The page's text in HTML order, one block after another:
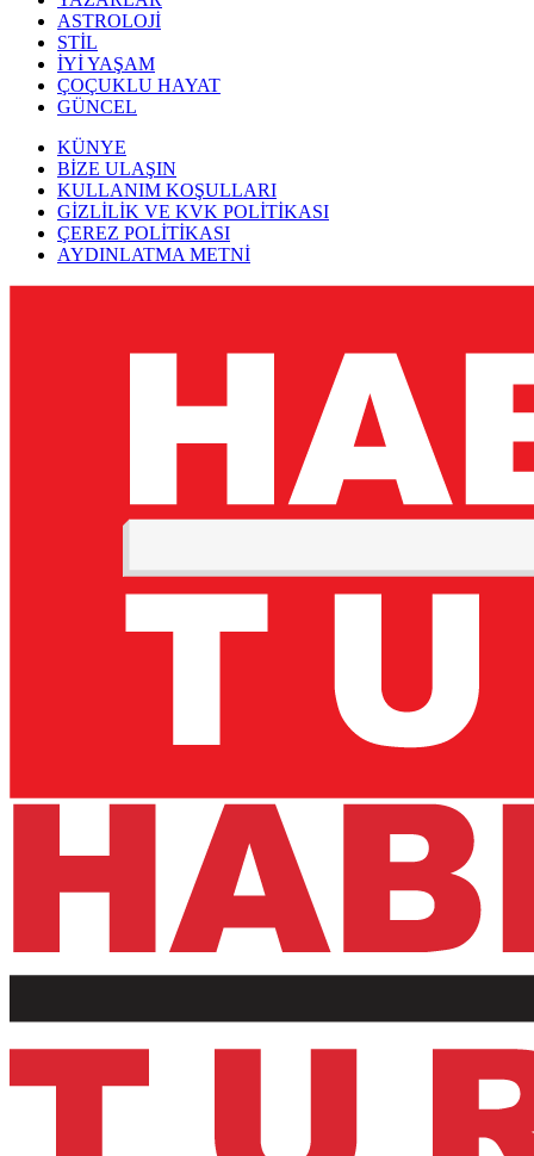
ASTROLOJİ
STİL
İYİ YAŞAM
ÇOÇUKLU HAYAT
GÜNCEL
KÜNYE
BİZE ULAŞIN
KULLANIM KOŞULLARI
GİZLİLİK VE KVK POLİTİKASI
ÇEREZ POLİTİKASI
AYDINLATMA METNİ